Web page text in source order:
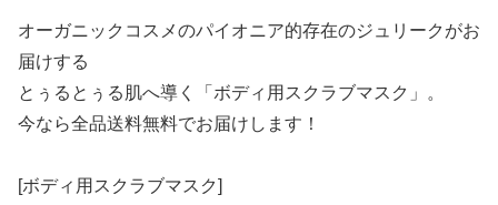
オーガニックコスメのパイオニア的存在のジュリークがお
届けする
とぅるとぅる肌へ導く「ボディ用スクラブマスク」。
今なら全品送料無料でお届けします！
[ボディ用スクラブマスク]